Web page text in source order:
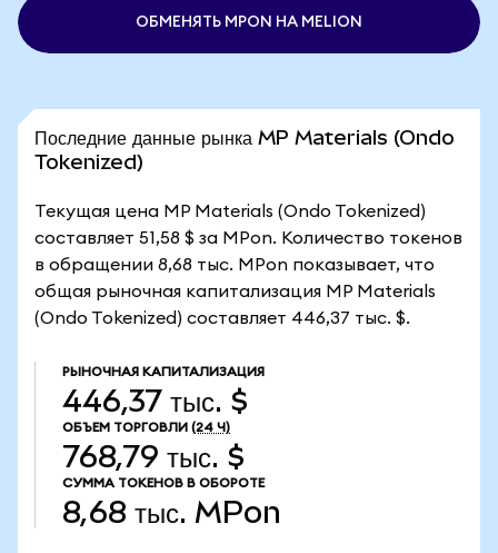
ОБМЕНЯТЬ MPON НА MELION
Последние данные рынка MP Materials (Ondo
Tokenized)
Текущая цена MP Materials (Ondo Tokenized)
составляет 51,58 $ за MPon. Количество токенов
в обращении 8,68 тыс. MPon показывает, что
общая рыночная капитализация MP Materials
(Ondo Tokenized) составляет 446,37 тыс. $.
РЫНОЧНАЯ КАПИТАЛИЗАЦИЯ
446,37 тыс. $
ОБЪЕМ ТОРГОВЛИ (24 Ч)
768,79 тыс. $
СУММА ТОКЕНОВ В ОБОРОТЕ
8,68 тыс. MPon